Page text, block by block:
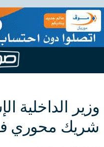
وزير الداخلية
شريك محوري